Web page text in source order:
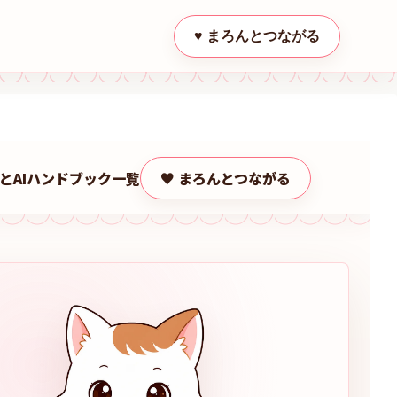
♥ まろんとつながる
AIハンドブック一覧 ♥ まろんとつながる